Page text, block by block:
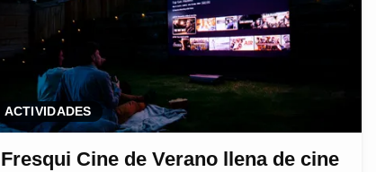
ACTIVIDADES
Fresqui Cine de Verano llena de cine